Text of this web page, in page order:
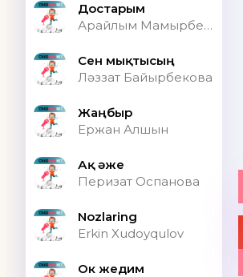
Достарым
Арайлым Мамырбекқызы
Сен мықтысың
Ләззат Байырбекова
Жаңбыр
Ержан Алшын
Ақ әже
Перизат Оспанова
Nozlaring
Erkin Xudoyqulov
Ок жедим